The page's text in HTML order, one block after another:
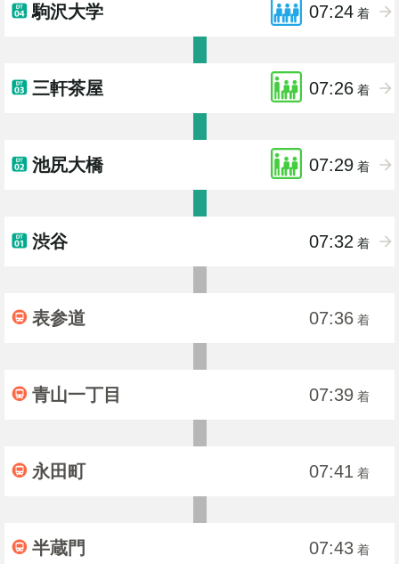
駒沢大学 07:24 着
三軒茶屋 07:26 着
池尻大橋 07:29 着
渋谷 07:32 着
表参道 07:36 着
青山一丁目 07:39 着
永田町 07:41 着
半蔵門 07:43 着